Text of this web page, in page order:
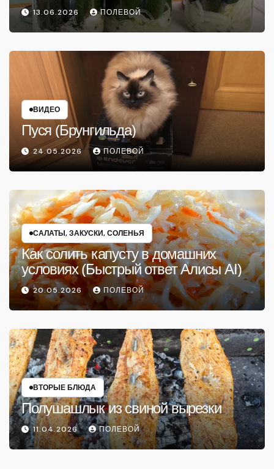
13.06.2026 ПОЛЕВОЙ
ВИДЕО
Пуся (Брунгильда)
24.05.2026 ПОЛЕВОЙ
САЛАТЫ, ЗАКУСКИ, СОЛЕНЬЯ
Как солить капусту в домашних
условиях (Быстрый ответ Алисы AI)
20.05.2026 ПОЛЕВОЙ
ВТОРЫЕ БЛЮДА
Полушашлык из свиной вырезки
11.04.2026 ПОЛЕВОЙ